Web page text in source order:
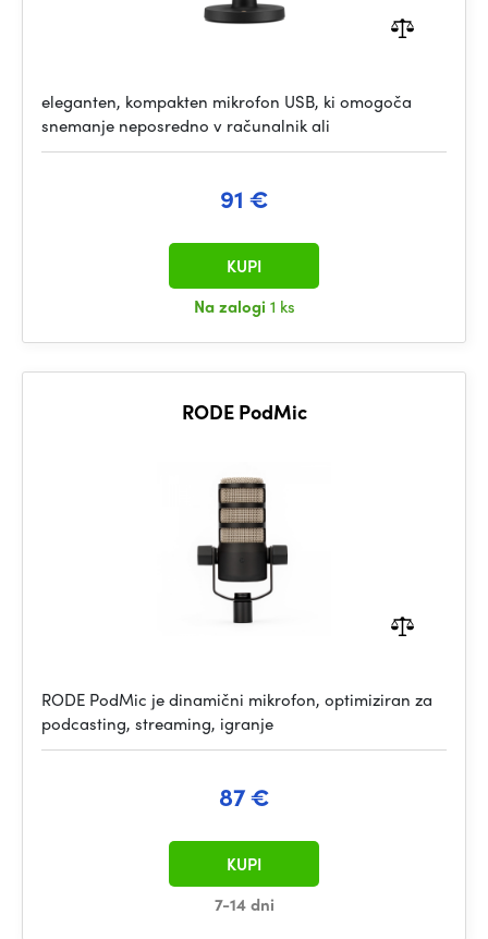
eleganten, kompakten mikrofon USB, ki omogoča
snemanje neposredno v računalnik ali
91 €
Na zalogi 1 ks
KUPI
RODE PodMic
RODE PodMic je dinamični mikrofon, optimiziran za
podcasting, streaming, igranje
87 €
7-14 dni
KUPI